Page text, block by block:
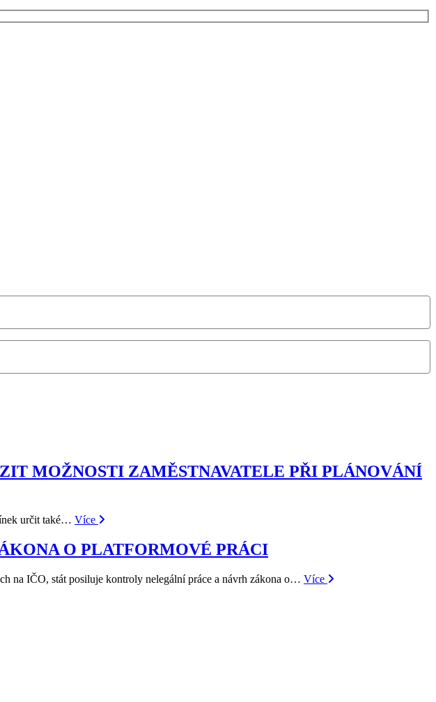
MOŽNOSTI ZAMĚSTNAVATELE PŘI PLÁNOVÁNÍ
určit také… Více
O PLATFORMOVÉ PRÁCI
na IČO, stát posiluje kontroly nelegální práce a návrh zákona o… Více